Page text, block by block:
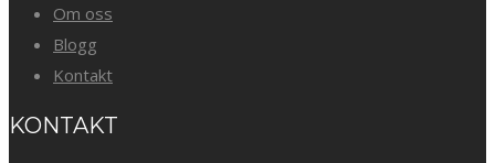
Om oss
Blogg
Kontakt
KONTAKT